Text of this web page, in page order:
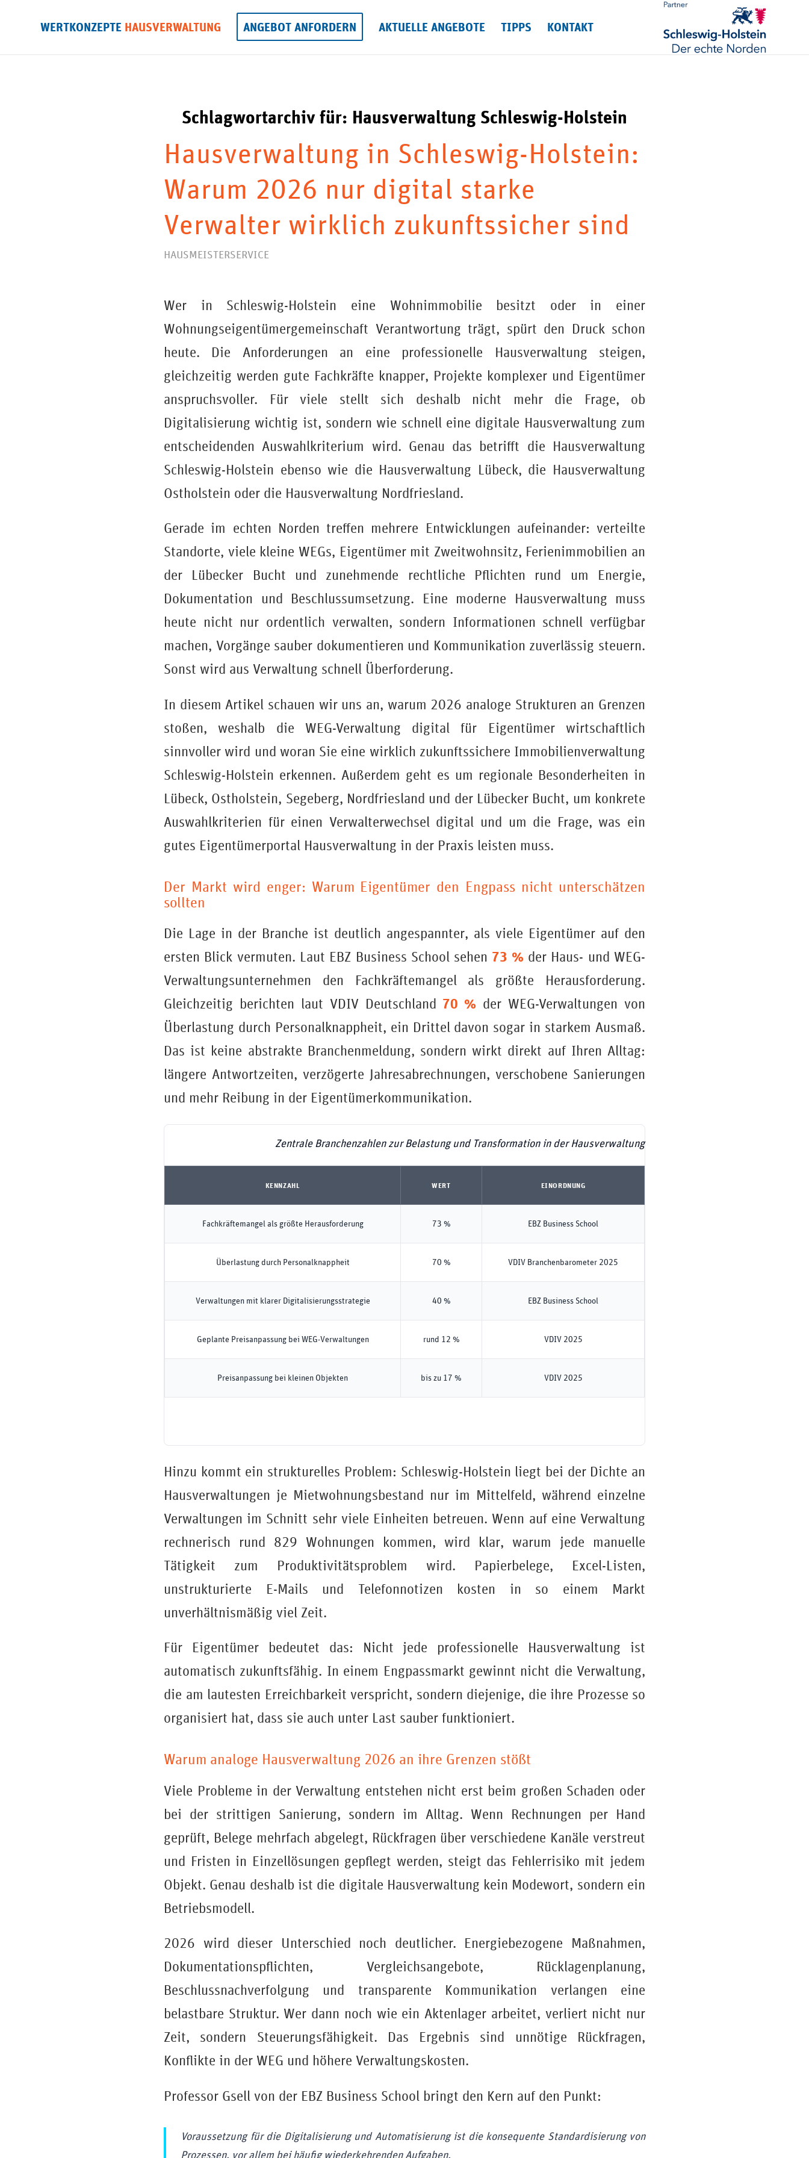
WERTKONZEPTE HAUSVERWALTUNG ANGEBOT ANFORDERN AKTUELLE ANGEBOTE TIPPS KONTAKT
Schlagwortarchiv für: Hausverwaltung Schleswig-Holstein
Hausverwaltung in Schleswig-Holstein:
Warum 2026 nur digital starke
Verwalter wirklich zukunftssicher sind
HAUSMEISTERSERVICE
Wer in Schleswig-Holstein eine Wohnimmobilie besitzt oder in einer
Wohnungseigentümergemeinschaft Verantwortung trägt, spürt den Druck schon
heute. Die Anforderungen an eine professionelle Hausverwaltung steigen,
gleichzeitig werden gute Fachkräfte knapper, Projekte komplexer und Eigentümer
anspruchsvoller. Für viele stellt sich deshalb nicht mehr die Frage, ob
Digitalisierung wichtig ist, sondern wie schnell eine digitale Hausverwaltung zum
entscheidenden Auswahlkriterium wird. Genau das betrifft die Hausverwaltung
Schleswig-Holstein ebenso wie die Hausverwaltung Lübeck, die Hausverwaltung
Ostholstein oder die Hausverwaltung Nordfriesland.
Gerade im echten Norden treffen mehrere Entwicklungen aufeinander: verteilte
Standorte, viele kleine WEGs, Eigentümer mit Zweitwohnsitz, Ferienimmobilien an
der Lübecker Bucht und zunehmende rechtliche Pflichten rund um Energie,
Dokumentation und Beschlussumsetzung. Eine moderne Hausverwaltung muss
heute nicht nur ordentlich verwalten, sondern Informationen schnell verfügbar
machen, Vorgänge sauber dokumentieren und Kommunikation zuverlässig steuern.
Sonst wird aus Verwaltung schnell Überforderung.
In diesem Artikel schauen wir uns an, warum 2026 analoge Strukturen an Grenzen
stoßen, weshalb die WEG-Verwaltung digital für Eigentümer wirtschaftlich
sinnvoller wird und woran Sie eine wirklich zukunftssichere Immobilienverwaltung
Schleswig-Holstein erkennen. Außerdem geht es um regionale Besonderheiten in
Lübeck, Ostholstein, Segeberg, Nordfriesland und der Lübecker Bucht, um konkrete
Auswahlkriterien für einen Verwalterwechsel digital und um die Frage, was ein
gutes Eigentümerportal Hausverwaltung in der Praxis leisten muss.
Der Markt wird enger: Warum Eigentümer den Engpass nicht unterschätzen
sollten
Die Lage in der Branche ist deutlich angespannter, als viele Eigentümer auf den
ersten Blick vermuten. Laut EBZ Business School sehen 73 % der Haus- und WEG-
Verwaltungsunternehmen den Fachkräftemangel als größte Herausforderung.
Gleichzeitig berichten laut VDIV Deutschland 70 % der WEG-Verwaltungen von
Überlastung durch Personalknappheit, ein Drittel davon sogar in starkem Ausmaß.
Das ist keine abstrakte Branchenmeldung, sondern wirkt direkt auf Ihren Alltag:
längere Antwortzeiten, verzögerte Jahresabrechnungen, verschobene Sanierungen
und mehr Reibung in der Eigentümerkommunikation.
Zentrale Branchenzahlen zur Belastung und Transformation in der Hausverwaltung
KENNZAHL WERT EINORDNUNG
Fachkräftemangel als größte Herausforderung 73 % EBZ Business School
Überlastung durch Personalknappheit 70 % VDIV Branchenbarometer 2025
Verwaltungen mit klarer Digitalisierungsstrategie 40 % EBZ Business School
Geplante Preisanpassung bei WEG-Verwaltungen rund 12 % VDIV 2025
Preisanpassung bei kleinen Objekten bis zu 17 % VDIV 2025
Hinzu kommt ein strukturelles Problem: Schleswig-Holstein liegt bei der Dichte an
Hausverwaltungen je Mietwohnungsbestand nur im Mittelfeld, während einzelne
Verwaltungen im Schnitt sehr viele Einheiten betreuen. Wenn auf eine Verwaltung
rechnerisch rund 829 Wohnungen kommen, wird klar, warum jede manuelle
Tätigkeit zum Produktivitätsproblem wird. Papierbelege, Excel-Listen,
unstrukturierte E-Mails und Telefonnotizen kosten in so einem Markt
unverhältnismäßig viel Zeit.
Für Eigentümer bedeutet das: Nicht jede professionelle Hausverwaltung ist
automatisch zukunftsfähig. In einem Engpassmarkt gewinnt nicht die Verwaltung,
die am lautesten Erreichbarkeit verspricht, sondern diejenige, die ihre Prozesse so
organisiert hat, dass sie auch unter Last sauber funktioniert.
Warum analoge Hausverwaltung 2026 an ihre Grenzen stößt
Viele Probleme in der Verwaltung entstehen nicht erst beim großen Schaden oder
bei der strittigen Sanierung, sondern im Alltag. Wenn Rechnungen per Hand
geprüft, Belege mehrfach abgelegt, Rückfragen über verschiedene Kanäle verstreut
und Fristen in Einzellösungen gepflegt werden, steigt das Fehlerrisiko mit jedem
Objekt. Genau deshalb ist die digitale Hausverwaltung kein Modewort, sondern ein
Betriebsmodell.
2026 wird dieser Unterschied noch deutlicher. Energiebezogene Maßnahmen,
Dokumentationspflichten, Vergleichsangebote, Rücklagenplanung,
Beschlussnachverfolgung und transparente Kommunikation verlangen eine
belastbare Struktur. Wer dann noch wie ein Aktenlager arbeitet, verliert nicht nur
Zeit, sondern Steuerungsfähigkeit. Das Ergebnis sind unnötige Rückfragen,
Konflikte in der WEG und höhere Verwaltungskosten.
Professor Gsell von der EBZ Business School bringt den Kern auf den Punkt:
Voraussetzung für die Digitalisierung und Automatisierung ist die konsequente Standardisierung von
Prozessen, vor allem bei häufig wiederkehrenden Aufgaben.